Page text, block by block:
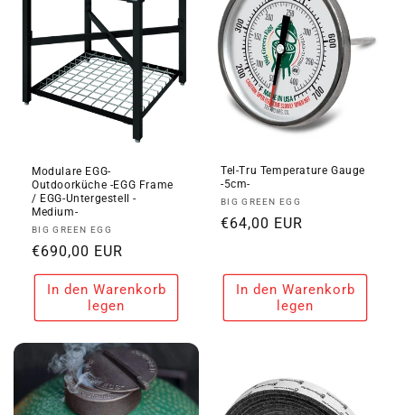
Modulare EGG-
Outdoorküche -EGG Frame
/ EGG-Untergestell -
Medium-
Anbieter:
BIG GREEN EGG
Normaler
Preis
€690,00 EUR
In den Warenkorb
legen
Tel-Tru Temperature Gauge
-5cm-
Anbieter:
BIG GREEN EGG
Normaler
€64,00 EUR
In den Warenkorb
legen